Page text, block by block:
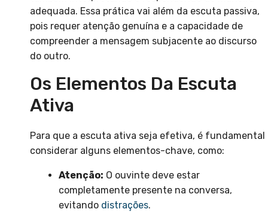
adequada. Essa prática vai além da escuta passiva,
pois requer atenção genuína e a capacidade de
compreender a mensagem subjacente ao discurso
do outro.
Os Elementos Da Escuta
Ativa
Para que a escuta ativa seja efetiva, é fundamental
considerar alguns elementos-chave, como:
Atenção: O ouvinte deve estar
completamente presente na conversa,
evitando distrações.